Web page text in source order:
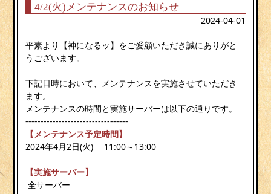
4/2(火)メンテナンスのお知らせ
2024-04-01
平素より【神になるッ】をご愛顧いただき誠にありがと
うございます。
下記日時において、メンテナンスを実施させていただき
ます。
メンテナンスの時間と実施サーバーは以下の通りです。
----------------------------------
【メンテナンス予定時間】
2024年4月2日(火) 11:00～13:00
【実施サーバー】
全サーバー